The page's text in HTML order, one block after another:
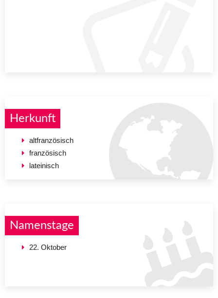
Herkunft
altfranzösisch
französisch
lateinisch
Namenstage
22. Oktober